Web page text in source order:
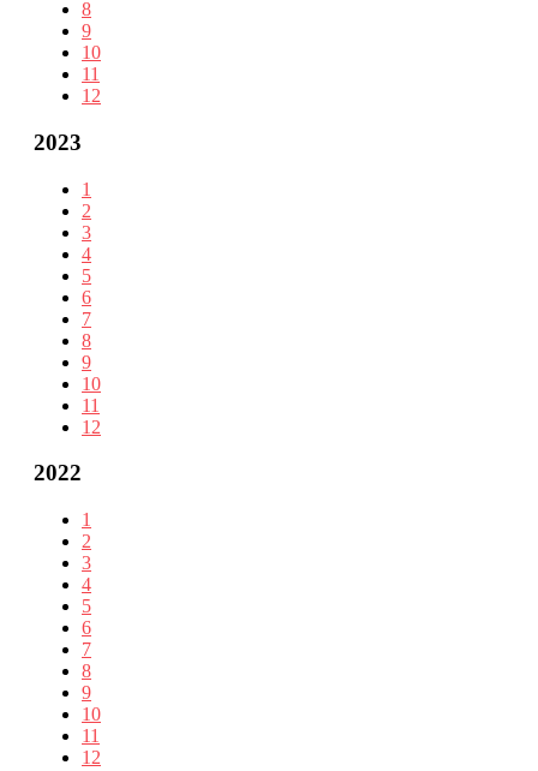
8
9
10
11
12
2023
1
2
3
4
5
6
7
8
9
10
11
12
2022
1
2
3
4
5
6
7
8
9
10
11
12